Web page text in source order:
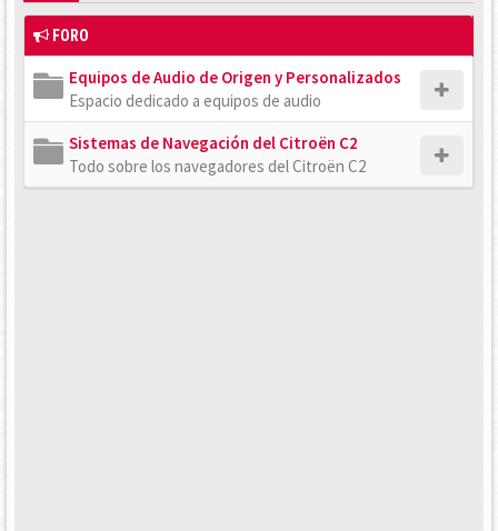
FORO
Equipos de Audio de Origen y Personalizados
Espacio dedicado a equipos de audio
Sistemas de Navegación del Citroën C2
Todo sobre los navegadores del Citroën C2